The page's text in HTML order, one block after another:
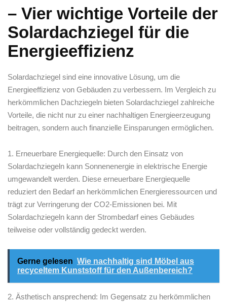
– Vier wichtige‍ Vorteile der
Solardachziegel für die
Energieeffizienz
Solardachziegel sind eine innovative Lösung, um die
Energieeffizienz von Gebäuden zu verbessern. Im Vergleich zu
herkömmlichen⁣ Dachziegeln ​bieten Solardachziegel zahlreiche
Vorteile, die nicht nur zu einer nachhaltigen Energieerzeugung
beitragen, sondern auch finanzielle ⁣Einsparungen ermöglichen.
1. Erneuerbare Energiequelle: Durch den Einsatz von
Solardachziegeln kann Sonnenenergie in ‍elektrische Energie
umgewandelt werden. Diese ‍erneuerbare Energiequelle
reduziert den Bedarf an herkömmlichen Energieressourcen und
trägt zur Verringerung der CO2-Emissionen bei. Mit
Solardachziegeln kann der Strombedarf eines Gebäudes
teilweise oder ⁤vollständig gedeckt ⁢werden.
Gerne gelesen Wie nachhaltig sind Möbel aus
recyceltem Kunststoff für den Außenbereich?
2. Ästhetisch ansprechend: Im Gegensatz zu herkömmlichen